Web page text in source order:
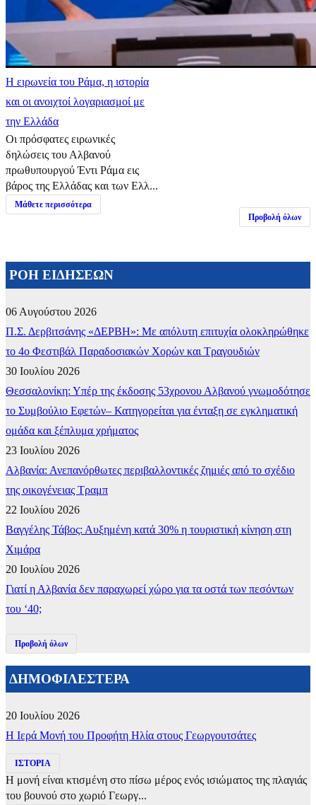
Η ειρωνεία του Ράμα, η ιστορία
και οι ανοιχτοί λογαριασμοί με
την Ελλάδα
Οι πρόσφατες ειρωνικές
δηλώσεις του Αλβανού
πρωθυπουργού Έντι Ράμα εις
βάρος της Ελλάδας και των Ελλ...
Μάθετε περισσότερα
Προβολή όλων
ΡΟΗ ΕΙΔΗΣΕΩΝ
06 Αυγούστου 2026
Π.Σ. Δερβιτσάνης «ΔΕΡΒΗ»: Με απόλυτη επιτυχία ολοκληρώθηκε
το 4ο Φεστιβάλ Παραδοσιακών Χορών και Τραγουδιών
30 Ιουλίου 2026
Θεσσαλονίκη: Υπέρ της έκδοσης 53χρονου Αλβανού γνωμοδότησε
το Συμβούλιο Εφετών– Κατηγορείται για ένταξη σε εγκληματική
ομάδα και ξέπλυμα χρήματος
23 Ιουλίου 2026
Αλβανία: Ανεπανόρθωτες περιβαλλοντικές ζημιές από το σχέδιο
της οικογένειας Τραμπ
22 Ιουλίου 2026
Βαγγέλης Τάβος: Αυξημένη κατά 30% η τουριστική κίνηση στη
Χιμάρα
20 Ιουλίου 2026
Γιατί η Αλβανία δεν παραχωρεί χώρο για τα οστά των πεσόντων
του ‘40;
Προβολή όλων
ΔΗΜΟΦΙΛΕΣΤΕΡΑ
20 Ιουλίου 2026
​Η Ιερά Μονή του Προφήτη Ηλία στους Γεωργουτσάτες
ΙΣΤΟΡΙΑ
Η μονή είναι κτισμένη στο πίσω μέρος ενός ισιώματος της πλαγιάς
του βουνού στο χωριό Γεωργ...